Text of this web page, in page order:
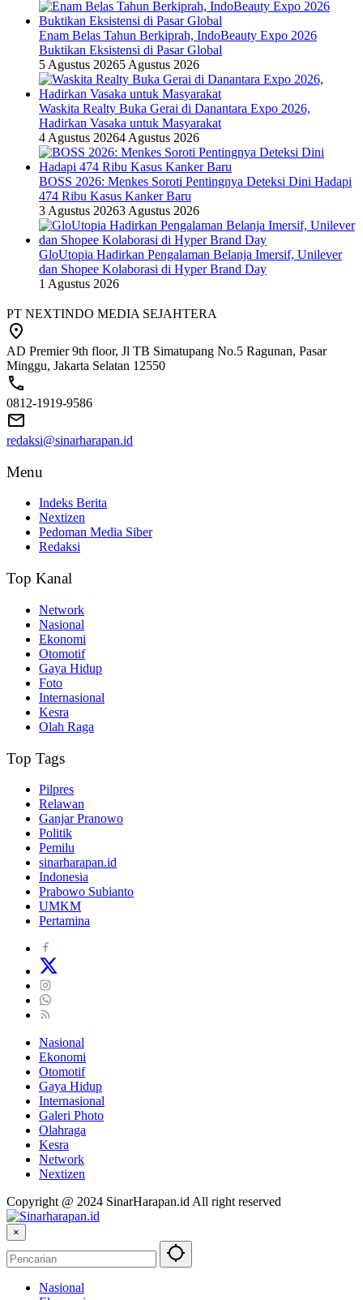
Enam Belas Tahun Berkiprah, IndoBeauty Expo 2026
Buktikan Eksistensi di Pasar Global
5 Agustus 20265 Agustus 2026
Waskita Realty Buka Gerai di Danantara Expo 2026,
Hadirkan Vasaka untuk Masyarakat
4 Agustus 20264 Agustus 2026
BOSS 2026: Menkes Soroti Pentingnya Deteksi Dini Hadapi
474 Ribu Kasus Kanker Baru
3 Agustus 20263 Agustus 2026
GloUtopia Hadirkan Pengalaman Belanja Imersif, Unilever
dan Shopee Kolaborasi di Hyper Brand Day
1 Agustus 2026
PT NEXTINDO MEDIA SEJAHTERA
AD Premier 9th floor, Jl TB Simatupang No.5 Ragunan, Pasar
Minggu, Jakarta Selatan 12550
0812-1919-9586
redaksi@sinarharapan.id
Menu
Indeks Berita
Nextizen
Pedoman Media Siber
Redaksi
Top Kanal
Network
Nasional
Ekonomi
Otomotif
Gaya Hidup
Foto
Internasional
Kesra
Olah Raga
Top Tags
Pilpres
Relawan
Ganjar Pranowo
Politik
Pemilu
sinarharapan.id
Indonesia
Prabowo Subianto
UMKM
Pertamina
Nasional
Ekonomi
Otomotif
Gaya Hidup
Internasional
Galeri Photo
Olahraga
Kesra
Network
Nextizen
Copyright @ 2024 SinarHarapan.id All right reserved
×
Nasional